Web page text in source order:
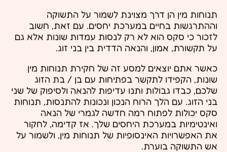
תנוחות מין הן דרך מצוינת לשמור על התשוקה
וההתרגשות בחיים במערכת יחסים. עם זאת, חשוב
לזכור כי סקס הוא לא רק לנסות עמדות שונות אלא גם
על תקשורת, אמון, והנאה הדדית בין בני זוג.
כאשר אתם יוצאים למסע זה של חקירת תנוחות מין
שונות, הקפידו לתקשר בפתיחות עם בן / בת הזוג
שלכם, כבדו גבולות ותנו עדיפות להנאה ולסיפוק של שני
בני הזוג. עם הלך הרוח הנכון ונכונות להתנסות, תנוחות
סקס יכולות לפתוח רמה חדשה לגמרי של הנאה
ואינטימיות במערכת היחסים שלך. אז קדימה, לחקור
את האפשרויות האינסופיות של תנוחות מין, ולשמור על
אש התשוקה בוערת.